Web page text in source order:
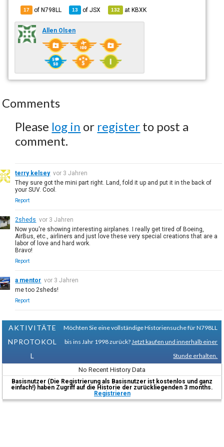
17 of N798LL 13 ofJSX 132 atKBXK
Allen Olsen
Comments
Please log in or register to post a
comment.
terry kelsey vor 3 Jahren
They sure got the mini part right. Land, fold it up and put it in the back of
your SUV. Cool.
Report
2sheds vor 3 Jahren
Now you're showing interesting airplanes. I really get tired of Boeing,
AirBus, etc., airliners and just love these very special creations that are a
labor of love and hard work.
Bravo!
Report
a mentor vor 3 Jahren
me too 2sheds!
Report
AKTIVITÄTE
NPROTOKOL
L
Möchten Sie eine vollständige Historiensuche für N798LL
bis ins Jahr 1998 zurück? Jetzt kaufen und innerhalb einer
Stunde erhalten.
No Recent History Data
Basisnutzer (Die Registrierung als Basisnutzer ist kostenlos und ganz
einfach!) haben Zugriff auf die Historie der zurückliegenden 3 months.
Registrieren